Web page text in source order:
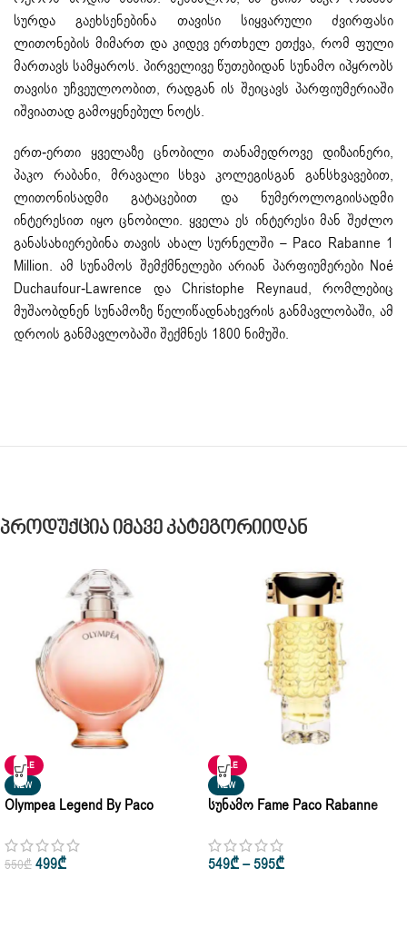
სურდა გაეხსენებინა თავისი სიყვარული ძვირფასი
ლითონების მიმართ და კიდევ ერთხელ ეთქვა, რომ ფული
მართავს სამყაროს. პირველივე წუთებიდან სუნამო იპყრობს
თავისი უჩვეულოობით, რადგან ის შეიცავს პარფიუმერიაში
იშვიათად გამოყენებულ ნოტს.
ერთ-ერთი ყველაზე ცნობილი თანამედროვე დიზაინერი,
პაკო რაბანი, მრავალი სხვა კოლეგისგან განსხვავებით,
ლითონისადმი გატაცებით და ნუმეროლოგიისადმი
ინტერესით იყო ცნობილი. ყველა ეს ინტერესი მან შეძლო
განასახიერებინა თავის ახალ სურნელში – Paco Rabanne 1
Million. ამ სუნამოს შემქმნელები არიან პარფიუმერები Noé
Duchaufour-Lawrence და Christophe Reynaud, რომლებიც
მუშაობდნენ სუნამოზე წელიწადნახევრის განმავლობაში, ამ
დროის განმავლობაში შექმნეს 1800 ნიმუში.
Პროდუქცია Იმავე Კატეგორიიდან
SALE
NEW
Olympea Legend By Paco
Parfum 80ml
550₾ 499₾
SALE
NEW
Სუნამო Fame Paco Rabanne
• 80ml • 200ml
549₾–595₾